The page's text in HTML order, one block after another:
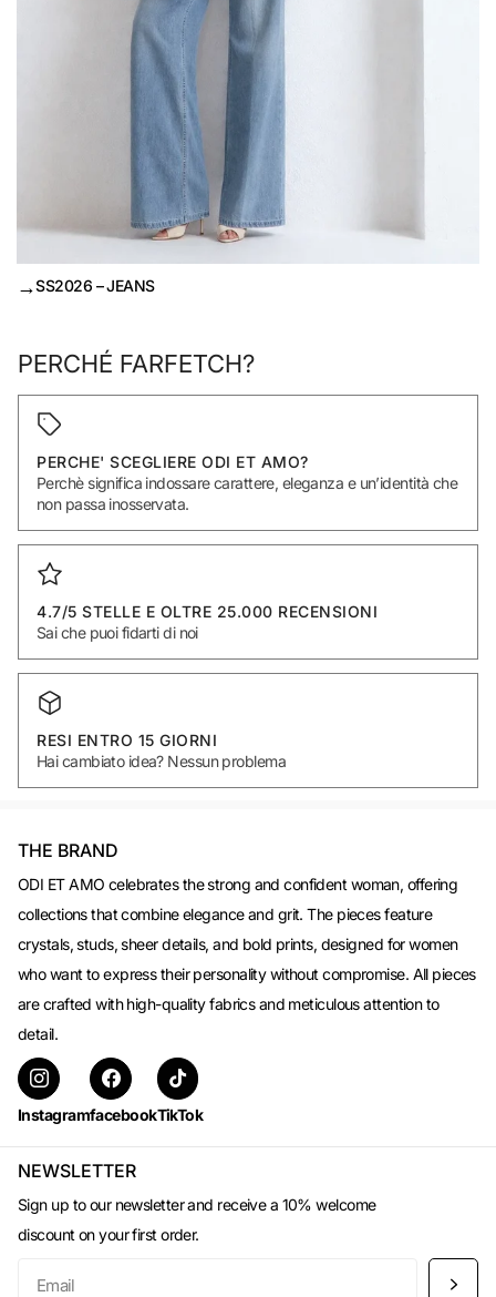
→SS2026 – JEANS
PERCHÉ FARFETCH?
PERCHE' SCEGLIERE ODI ET AMO?
Perchè significa indossare carattere, eleganza e un’identità che
non passa inosservata.
4.7/5 STELLE E OLTRE 25.000 RECENSIONI
Sai che puoi fidarti di noi
RESI ENTRO 15 GIORNI
Hai cambiato idea? Nessun problema
THE BRAND
ODI ET AMO celebrates the strong and confident woman, offering
collections that combine elegance and grit. The pieces feature
crystals, studs, sheer details, and bold prints, designed for women
who want to express their personality without compromise. All pieces
are crafted with high-quality fabrics and meticulous attention to
detail.
InstagramfacebookTikTok
NEWSLETTER
Sign up to our newsletter and receive a 10% welcome
discount on your first order.